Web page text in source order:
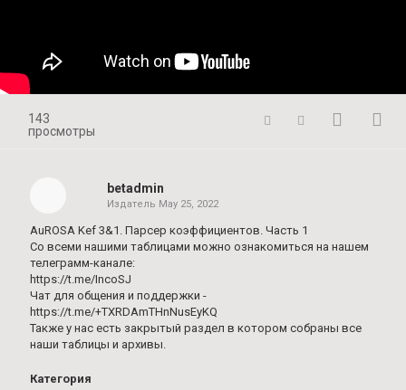
143
просмотры
betadmin
Издатель May 25, 2022
AuROSA Kef 3&1. Парсер коэффициентов. Часть 1
Со всеми нашими таблицами можно ознакомиться на нашем
телеграмм-канале:
https://t.me/IncoSJ
Чат для общения и поддержки -
https://t.me/+TXRDAmTHnNusEyKQ
Также у нас есть закрытый раздел в котором собраны все
наши таблицы и архивы.
Категория